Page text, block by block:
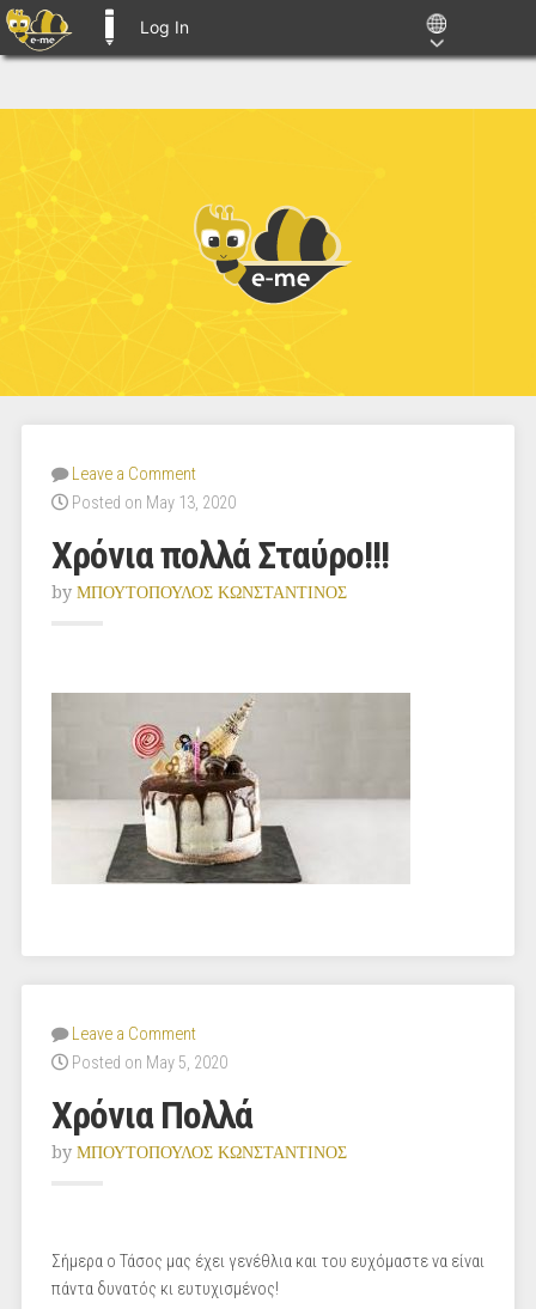
Log In
Leave a Comment
Posted on May 13, 2020
Χρόνια πολλά Σταύρο!!!
by ΜΠΟΥΤΟΠΟΥΛΟΣ ΚΩΝΣΤΑΝΤΙΝΟΣ
Leave a Comment
Posted on May 5, 2020
Χρόνια Πολλά
by ΜΠΟΥΤΟΠΟΥΛΟΣ ΚΩΝΣΤΑΝΤΙΝΟΣ
Σήμερα ο Τάσος μας έχει γενέθλια και του ευχόμαστε να είναι
πάντα δυνατός κι ευτυχισμένος!